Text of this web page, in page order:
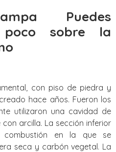
Puedes
sobre la
con piso de piedra y
hace años. Fueron los
utilizaron una cavidad de
arcilla. La sección inferior
en la que se
seca y carbón vegetal. La